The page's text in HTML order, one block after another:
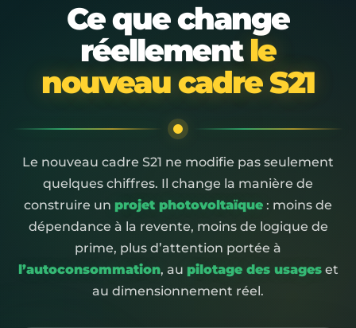
Ce que change
réellementle
nouveau cadre S21
Le nouveau cadre S21 ne modifie pas seulement
quelques chiffres. Il change la manière de
construire un projet photovoltaïque : moins de
dépendance à la revente, moins de logique de
prime, plus d’attention portée à
l’autoconsommation, au pilotage des usageset
au dimensionnement réel.